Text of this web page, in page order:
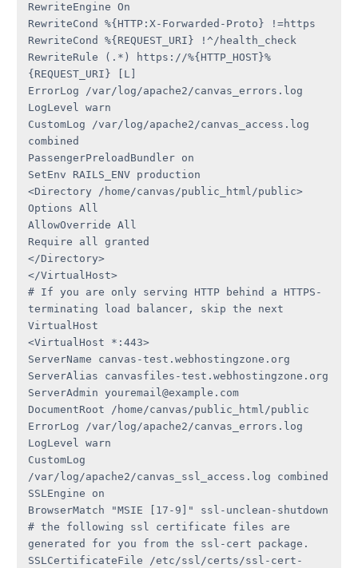
RewriteEngine On
RewriteCond %{HTTP:X-Forwarded-Proto} !=https
RewriteCond %{REQUEST_URI} !^/health_check
RewriteRule (.*) https://%{HTTP_HOST}%
{REQUEST_URI} [L]
ErrorLog /var/log/apache2/canvas_errors.log
LogLevel warn
CustomLog /var/log/apache2/canvas_access.log
combined
PassengerPreloadBundler on
SetEnv RAILS_ENV production
<Directory /home/canvas/public_html/public>
Options All
AllowOverride All
Require all granted
</Directory>
</VirtualHost>
# If you are only serving HTTP behind a HTTPS-
terminating load balancer, skip the next
VirtualHost
<VirtualHost *:443>
ServerName canvas-test.webhostingzone.org
ServerAlias canvasfiles-test.webhostingzone.org
ServerAdmin youremail@example.com
DocumentRoot /home/canvas/public_html/public
ErrorLog /var/log/apache2/canvas_errors.log
LogLevel warn
CustomLog
/var/log/apache2/canvas_ssl_access.log combined
SSLEngine on
BrowserMatch "MSIE [17-9]" ssl-unclean-shutdown
# the following ssl certificate files are
generated for you from the ssl-cert package.
SSLCertificateFile /etc/ssl/certs/ssl-cert-